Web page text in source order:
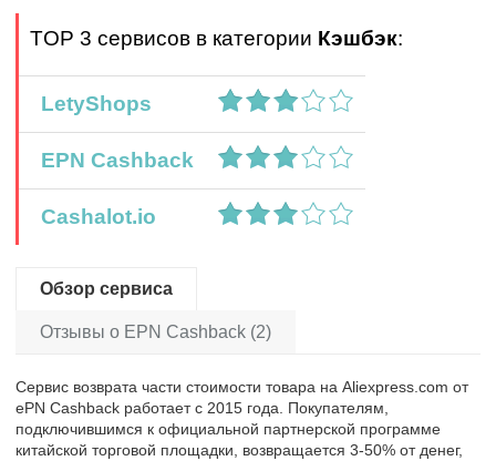
TOP 3 сервисов в категории Кэшбэк:
LetyShops
EPN Cashback
Cashalot.io
Обзор сервиса
Отзывы о EPN Cashback (2)
Сервис возврата части стоимости товара на Aliexpress.com от
ePN Cashback работает с 2015 года. Покупателям,
подключившимся к официальной партнерской программе
китайской торговой площадки, возвращается 3-50% от денег,